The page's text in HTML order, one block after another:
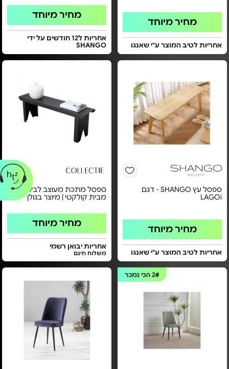
מחיר מיוחד
אחריות לטיב המוצר ע"י שאנגו
מחיר מיוחד
אחריות ל12 חודשים על ידי
SHANGO
ספסל עץ SHANGO - דגם
LAGOi
מחיר מיוחד
אחריות לטיב המוצר ע"י שאנגו
ספסל מתכת מעוצב לבית -
מבית קולקטי | מיוצר בגולן
מחיר מיוחד
אחריות יבואן רשמי
משלוח חינם
2#הכי נמכר